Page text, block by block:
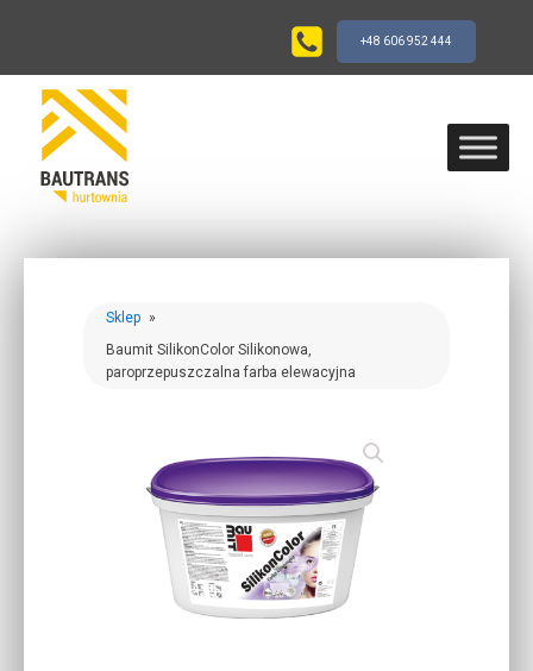
+48 606 952 444
Sklep »
Baumit SilikonColor Silikonowa,
paroprzepuszczalna farba elewacyjna